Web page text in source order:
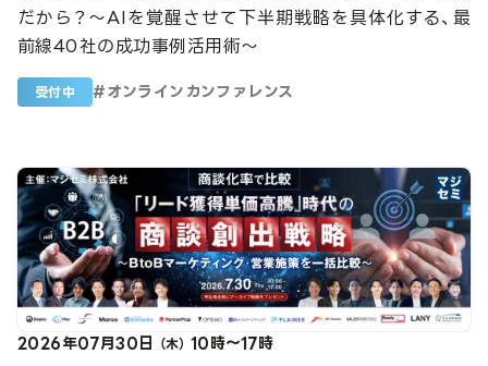
だから？〜AIを覚醒させて下半期戦略を具体化する、最
前線40社の成功事例活用術〜
受付中 # オンラインカンファレンス
2026年07月30日 （木） 10時～17時